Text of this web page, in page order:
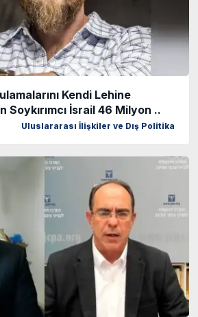
Kendi Lehine
Soykırımcı İsrail 46 Milyon ..
Uluslararası İlişkiler ve Dış Politika